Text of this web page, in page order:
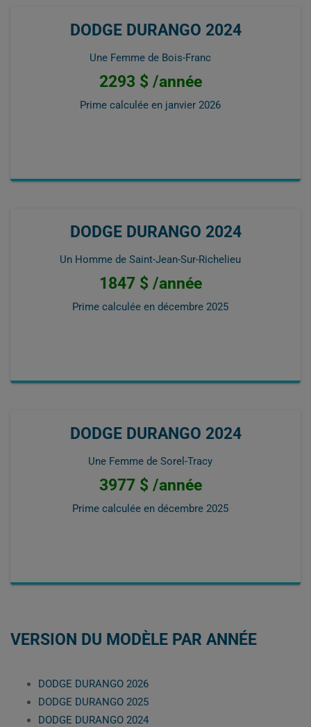
DODGE DURANGO 2024
Une Femme de Bois-Franc
2293 $ /année
Prime calculée en janvier 2026
DODGE DURANGO 2024
Un Homme de Saint-Jean-Sur-Richelieu
1847 $ /année
Prime calculée en décembre 2025
DODGE DURANGO 2024
Une Femme de Sorel-Tracy
3977 $ /année
Prime calculée en décembre 2025
VERSION DU MODÈLE PAR ANNÉE
DODGE DURANGO 2026
DODGE DURANGO 2025
DODGE DURANGO 2024